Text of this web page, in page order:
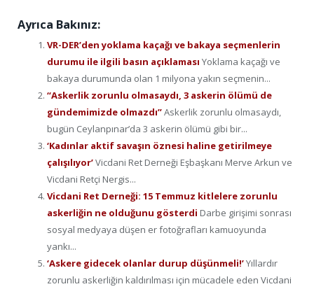
Ayrıca Bakınız:
VR-DER’den yoklama kaçağı ve bakaya seçmenlerin
durumu ile ilgili basın açıklaması Yoklama kaçağı ve
bakaya durumunda olan 1 milyona yakın seçmenin...
“Askerlik zorunlu olmasaydı, 3 askerin ölümü de
gündemimizde olmazdı”Askerlik zorunlu olmasaydı,
bugün Ceylanpınar’da 3 askerin ölümü gibi bir...
‘Kadınlar aktif savaşın öznesi haline getirilmeye
çalışılıyor’Vicdani Ret Derneği Eşbaşkanı Merve Arkun ve
Vicdani Retçi Nergis...
Vicdani Ret Derneği: 15 Temmuz kitlelere zorunlu
askerliğin ne olduğunu gösterdi Darbe girişimi sonrası
sosyal medyaya düşen er fotoğrafları kamuoyunda
yankı...
‘Askere gidecek olanlar durup düşünmeli!’Yıllardır
zorunlu askerliğin kaldırılması için mücadele eden Vicdani